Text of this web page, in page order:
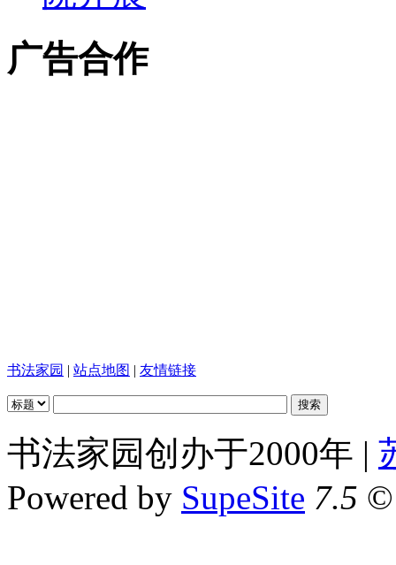
广告合作
书法家园 | 站点地图 | 友情链接
书法家园创办于2000年 |
Powered by SupeSite 7.5 ©